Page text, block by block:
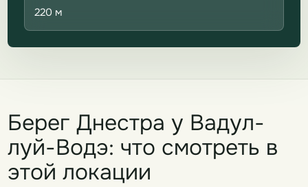
220 м
Берег Днестра у Вадул-
луй-Водэ: что смотреть в
этой локации